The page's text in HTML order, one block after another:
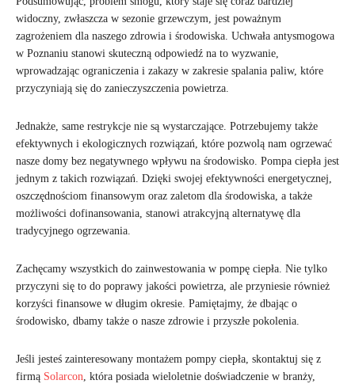
widoczny, zwłaszcza w sezonie grzewczym, jest poważnym
zagrożeniem dla naszego zdrowia i środowiska. Uchwała antysmogowa
w Poznaniu stanowi skuteczną odpowiedź na to wyzwanie,
wprowadzając ograniczenia i zakazy w zakresie spalania paliw, które
przyczyniają się do zanieczyszczenia powietrza.
Jednakże, same restrykcje nie są wystarczające. Potrzebujemy także
efektywnych i ekologicznych rozwiązań, które pozwolą nam ogrzewać
nasze domy bez negatywnego wpływu na środowisko. Pompa ciepła jest
jednym z takich rozwiązań. Dzięki swojej efektywności energetycznej,
oszczędnościom finansowym oraz zaletom dla środowiska, a także
możliwości dofinansowania, stanowi atrakcyjną alternatywę dla
tradycyjnego ogrzewania.
Zachęcamy wszystkich do zainwestowania w pompę ciepła. Nie tylko
przyczyni się to do poprawy jakości powietrza, ale przyniesie również
korzyści finansowe w długim okresie. Pamiętajmy, że dbając o
środowisko, dbamy także o nasze zdrowie i przyszłe pokolenia.
Jeśli jesteś zainteresowany montażem pompy ciepła, skontaktuj się z
firmą Solarcon, która posiada wieloletnie doświadczenie w branży,